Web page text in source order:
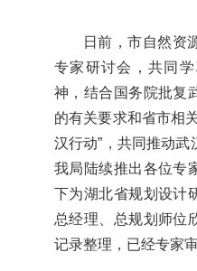
日前，市自然资
专家研讨会，共同
神，结合国务院批复
的有关要求和省市相
汉行动”，共同推动武
我局陆续推出各位专
下为湖北省规划设计
总经理、总规划师位
记录整理，已经专家